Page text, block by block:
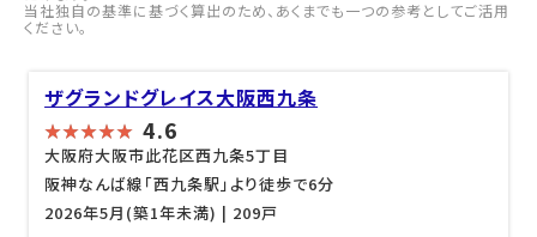
当社独自の基準に基づく算出のため、あくまでも一つの参考としてご活用
ください。
ザグランドグレイス大阪西九条
4.6
大阪府大阪市此花区西九条5丁目
阪神なんば線「西九条駅」より徒歩で6分
2026年5月(築1年未満) | 209戸